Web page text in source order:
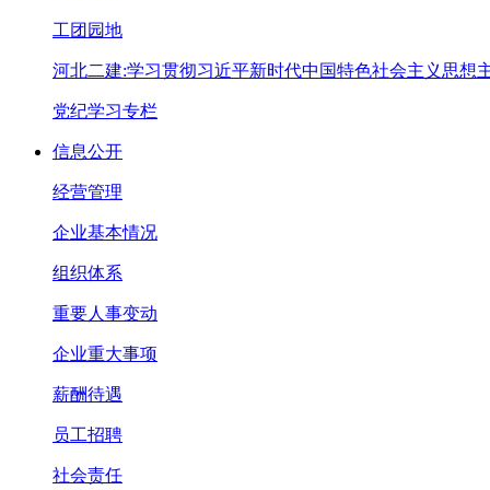
工团园地
河北二建:学习贯彻习近平新时代中国特色社会主义思想
党纪学习专栏
信息公开
经营管理
企业基本情况
组织体系
重要人事变动
企业重大事项
薪酬待遇
员工招聘
社会责任